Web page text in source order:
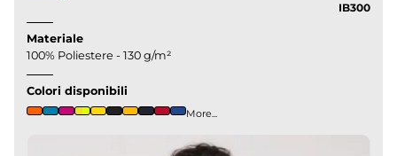
IB300
Materiale
100% Poliestere - 130 g/m²
Colori disponibili
More...